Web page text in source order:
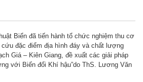
Biển đã tiến hành tổ chức nghiệm thu cơ
cứu đặc điểm địa hình đáy và chất lượng
Giá – Kiên Giang, đề xuất các giải pháp
với Biến đổi Khí hậu”do ThS. Lương Văn